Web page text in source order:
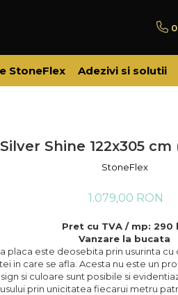
StoneFlex Adezivi si solutii
Silver Shine 122x305 cm
StoneFlex
1.079,00 RON
Pret cu TVA / mp: 290
Vanzare la bucata
placa este deosebita prin usurinta cu
in care se afla. Acesta nu este un
si culoare sunt posibile si
prin unicitatea fiecarui metru